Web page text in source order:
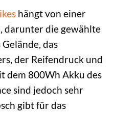
hängt von einer
darunter die gewählte
das
der Reifendruck und
dem 800Wh Akku des
sind jedoch sehr
gibt für das